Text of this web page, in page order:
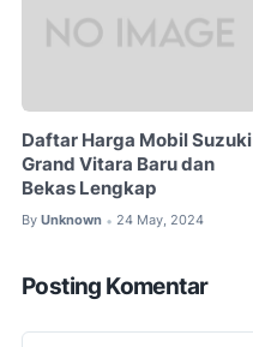
Daftar Harga Mobil Suzuki
Grand Vitara Baru dan
Bekas Lengkap
By Unknown • 24 May, 2024
Posting Komentar